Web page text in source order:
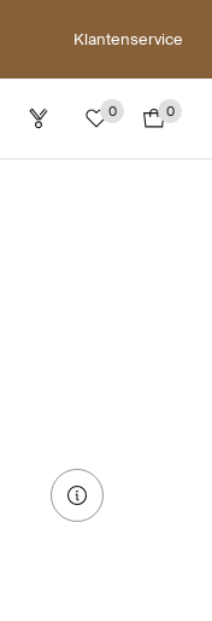
Klantenservice
0 0